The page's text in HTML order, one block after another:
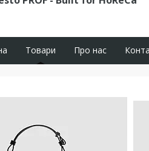
Товари Про нас